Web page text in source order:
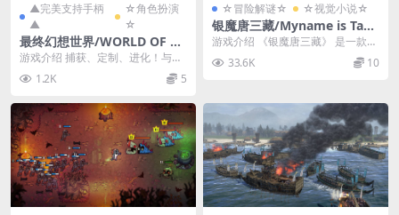
▲完美支持手柄
▲
☆角色扮演
☆
最终幻想世界/WORLD OF FI
NAL FANTASY
游戏介绍 捕获、定制、进化！与莲
恩和朗恩姐弟俩一起在格利摩尔大
陆探险，重新发现他...
1.2K 5
☆冒险解谜☆ ☆视觉小说☆
银魔唐三藏/Myname is Tang
Sanzang
游戏介绍 《银魔唐三藏》 是一款真
人视频互动游戏。 故事紧接前作
（请做coser...
33.6K 10